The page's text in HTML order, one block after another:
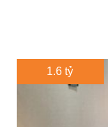
1.6 tỷ